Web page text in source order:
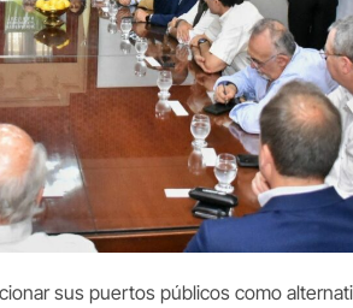
sus puertos públicos como